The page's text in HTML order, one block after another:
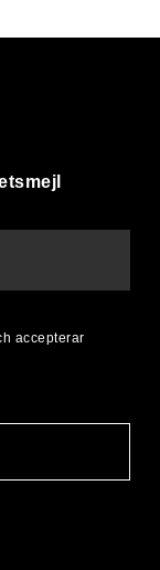
accepterar